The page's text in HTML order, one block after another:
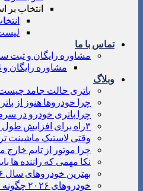
انتخاب
تماس با ما
مشاوره رایگان و ثبت
مشاوره رایگان
وبلاگ
باتری حالت جامد چیست
چرا خودروها هنوز از
چرا باتری خودرو در
۳راه برای افزایش طول عمر باتری خودرو
وقتی لاستیک ماشینت
چرا موتور از تایم خارج
نکا مهمی که راننده ها
بهترین خودروهای سال ۲۰۲۶ که باید بشناسید!
خودروهای ۲۰۲۶ چگونه فکر می‌کنند؟